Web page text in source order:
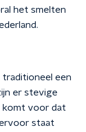
het smelten
traditioneel een
er stevige
komt voor dat
staat